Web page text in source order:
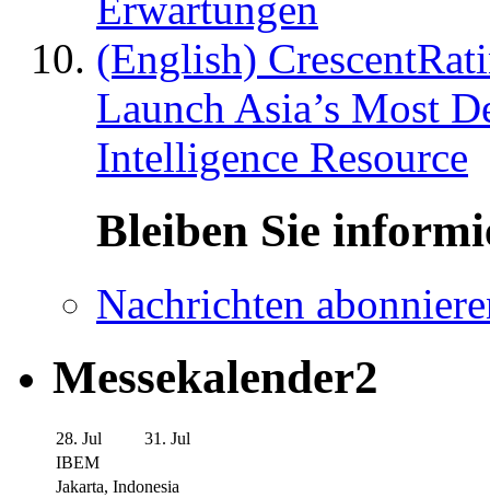
(English)
Launch Asia’s Most
Intelligence Resource
Bleiben Sie
Nachrichten
Messekalender2
28. Jul
31. Jul
IBEM
Jakarta, Indonesia